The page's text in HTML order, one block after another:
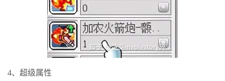
4、超级属性